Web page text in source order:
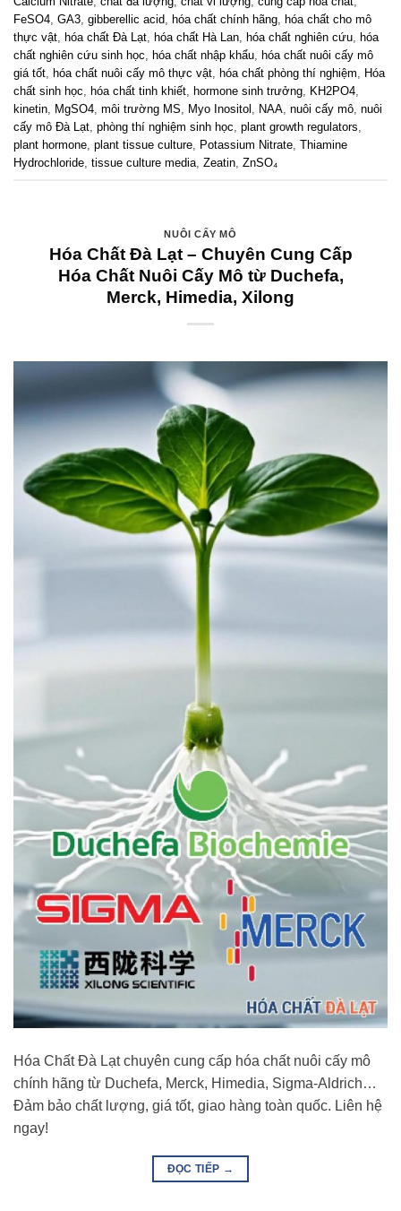
FeSO4, GA3, gibberellic acid, hóa chất chính hãng, hóa chất cho mô
thực vật, hóa chất Đà Lạt, hóa chất Hà Lan, hóa chất nghiên cứu, hóa
chất nghiên cứu sinh học, hóa chất nhập khẩu, hóa chất nuôi cấy mô
giá tốt, hóa chất nuôi cấy mô thực vật, hóa chất phòng thí nghiệm, Hóa
chất sinh học, hóa chất tinh khiết, hormone sinh trưởng, KH2PO4,
kinetin, MgSO4, môi trường MS, Myo Inositol , NAA, nuôi cấy mô, nuôi
cấy mô Đà Lạt, phòng thí nghiệm sinh học, plant growth regulators,
plant hormone, plant tissue culture, Potassium Nitrate, Thiamine
Hydrochloride, tissue culture media, Zeatin, ZnSO₄
NUÔI CẤY MÔ
Hóa Chất Đà Lạt – Chuyên Cung Cấp
Hóa Chất Nuôi Cấy Mô từ Duchefa,
Merck, Himedia, Xilong
Hóa Chất Đà Lạt chuyên cung cấp hóa chất nuôi cấy mô
chính hãng từ Duchefa, Merck, Himedia, Sigma-Aldrich…
Đảm bảo chất lượng, giá tốt, giao hàng toàn quốc. Liên hệ
ngay!
ĐỌC TIẾP →